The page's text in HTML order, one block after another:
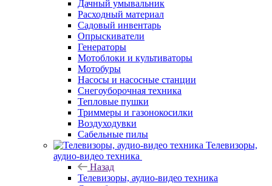
Дачный умывальник
Расходный материал
Садовый инвентарь
Опрыскиватели
Генераторы
Мотоблоки и культиваторы
Мотобуры
Насосы и насосные станции
Снегоуборочная техника
Тепловые пушки
Триммеры и газонокосилки
Воздуходувки
Сабельные пилы
Телевизоры,
аудио-видео техника
Назад
Телевизоры, аудио-видео техника